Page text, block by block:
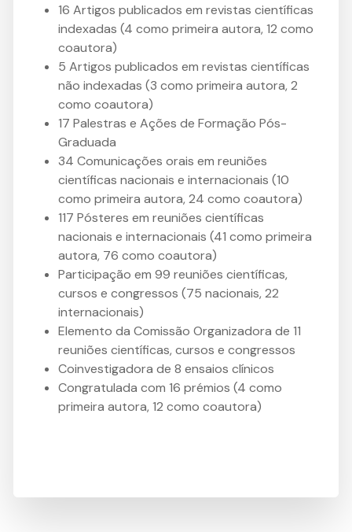
16 Artigos publicados em revistas científicas
indexadas (4 como primeira autora, 12 como
coautora)
5 Artigos publicados em revistas científicas
não indexadas (3 como primeira autora, 2
como coautora)
17 Palestras e Ações de Formação Pós-
Graduada
34 Comunicações orais em reuniões
científicas nacionais e internacionais (10
como primeira autora, 24 como coautora)
117 Pósteres em reuniões científicas
nacionais e internacionais (41 como primeira
autora, 76 como coautora)
Participação em 99 reuniões científicas,
cursos e congressos (75 nacionais, 22
internacionais)
Elemento da Comissão Organizadora de 11
reuniões científicas, cursos e congressos
Coinvestigadora de 8 ensaios clínicos
Congratulada com 16 prémios (4 como
primeira autora, 12 como coautora)